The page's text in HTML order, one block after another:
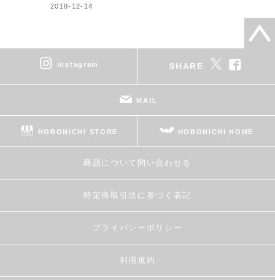
2018-12-14
instagram SHARE
MAIL
HOBONICHI STORE HOBONICHI HOME
商品について問い合わせる
特定商取引法に基づく表記
プライバシーポリシー
利用規約